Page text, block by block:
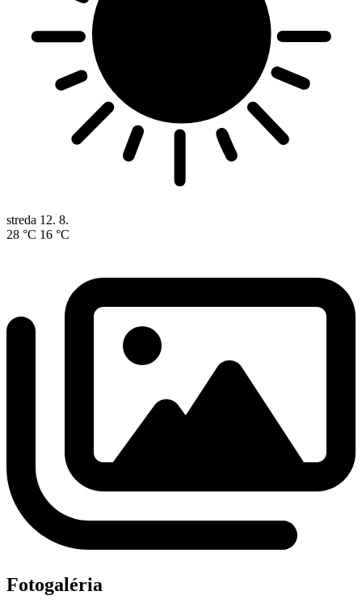
streda 12. 8.
28 °C 16 °C
Fotogaléria